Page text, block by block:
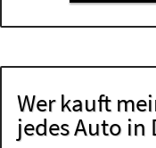
Wer kauft
jedes Auto in